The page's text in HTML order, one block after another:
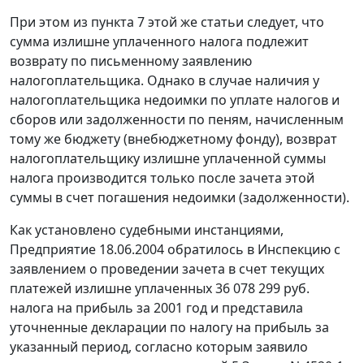
При этом из пункта 7этой же статьи следует, что
сумма излишне уплаченного налога подлежит
возврату по письменному заявлению
налогоплательщика. Однако в случае наличия у
налогоплательщика недоимки по уплате налогов и
сборов или задолженности по пеням, начисленным
тому же бюджету (внебюджетному фонду), возврат
налогоплательщику излишне уплаченной суммы
налога производится только после зачета этой
суммы в счет погашения недоимки (задолженности).
Как установлено судебными инстанциями,
Предприятие 18.06.2004 обратилось в Инспекцию с
заявлением о проведении зачета в счет текущих
платежей излишне уплаченных 36 078 299 руб.
налога на прибыль за 2001 год и представила
уточненные декларации по налогу на прибыль за
указанный период, согласно которым заявило